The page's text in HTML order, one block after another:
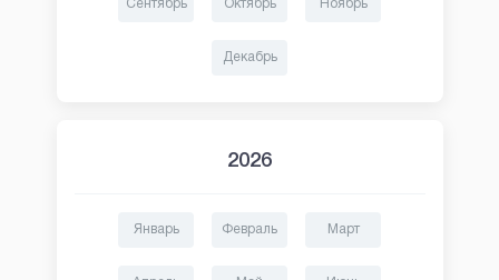
Сентябрь Октябрь Ноябрь
Декабрь
2026
Январь Февраль Март